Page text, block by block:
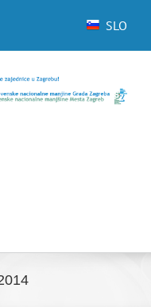
SLO